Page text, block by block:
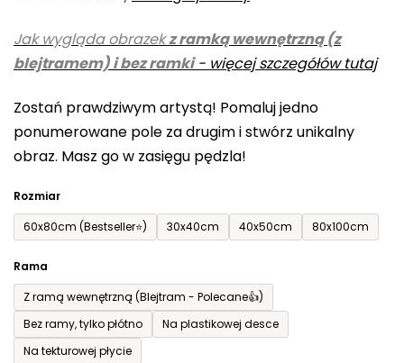
Jak wygląda obrazekz ramką wewnętrzną (z
blejtramem) i bez ramki- więcej szczegółów tutaj
Zostań prawdziwym artystą! Pomaluj jedno
ponumerowane pole za drugim i stwórz unikalny
obraz. Masz go w zasięgu pędzla!
Rozmiar
60x80cm (Bestseller⭐)
30x40cm 40x50cm 80x100cm
Rama
Z ramą wewnętrzną (Blejtram - Polecane👍)
Bez ramy, tylko płótno
Na plastikowej desce
Na tekturowej płycie
produktu
wynosi
na
5
gwiazdek.